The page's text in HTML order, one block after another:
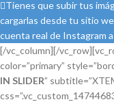
Tienes que subir tus
cargarlas desde tu sitio
cuenta real de Instagram
[/vc_column][/
color=”primary”
IN SLIDER”